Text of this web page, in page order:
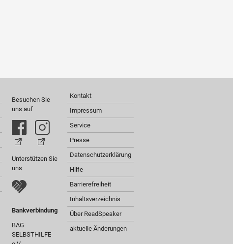
Besuchen Sie
uns auf
Unterstützen Sie
uns
Bankverbindung
BAG
SELBSTHILFE
Kontakt
Impressum
Service
Presse
Datenschutzerklärung
Hilfe
Barrierefreiheit
Inhaltsverzeichnis
Über ReadSpeaker
aktuelle Änderungen